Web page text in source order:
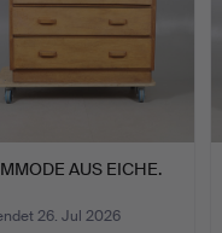
AUS EICHE.
26. Jul 2026